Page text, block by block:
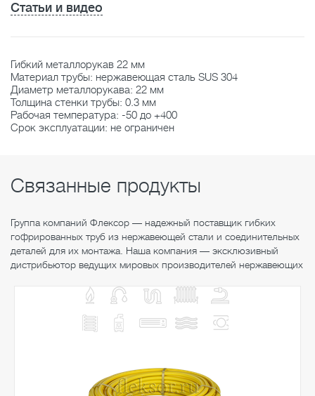
Статьи и видео
Гибкий металлорукав 22 мм
Материал трубы: нержавеющая сталь SUS 304
Диаметр металлорукава: 22 мм
Толщина стенки трубы: 0.3 мм
Рабочая температура: -50 до +400
Срок эксплуатации: не ограничен
Связанные продукты
Группа компаний Флексор — надежный поставщик гибких
гофрированных труб из нержавеющей стали и соединительных
деталей для их монтажа. Наша компания — эксклюзивный
дистрибьютор ведущих мировых производителей нержавеющих